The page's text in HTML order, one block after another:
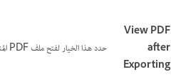
View PDF
after
Exporting
حدد هذا الخيار لفتح ملف PDF المنشأ حديثاً في تطبيق عرض PDF الافتراضي.